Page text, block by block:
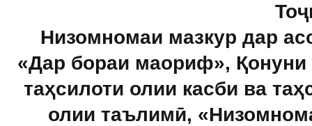
Низомномаи мазкур дар
«Дар бораи маориф», Қонуни
таҳсилоти олии касби ва
олии таълимӣ,